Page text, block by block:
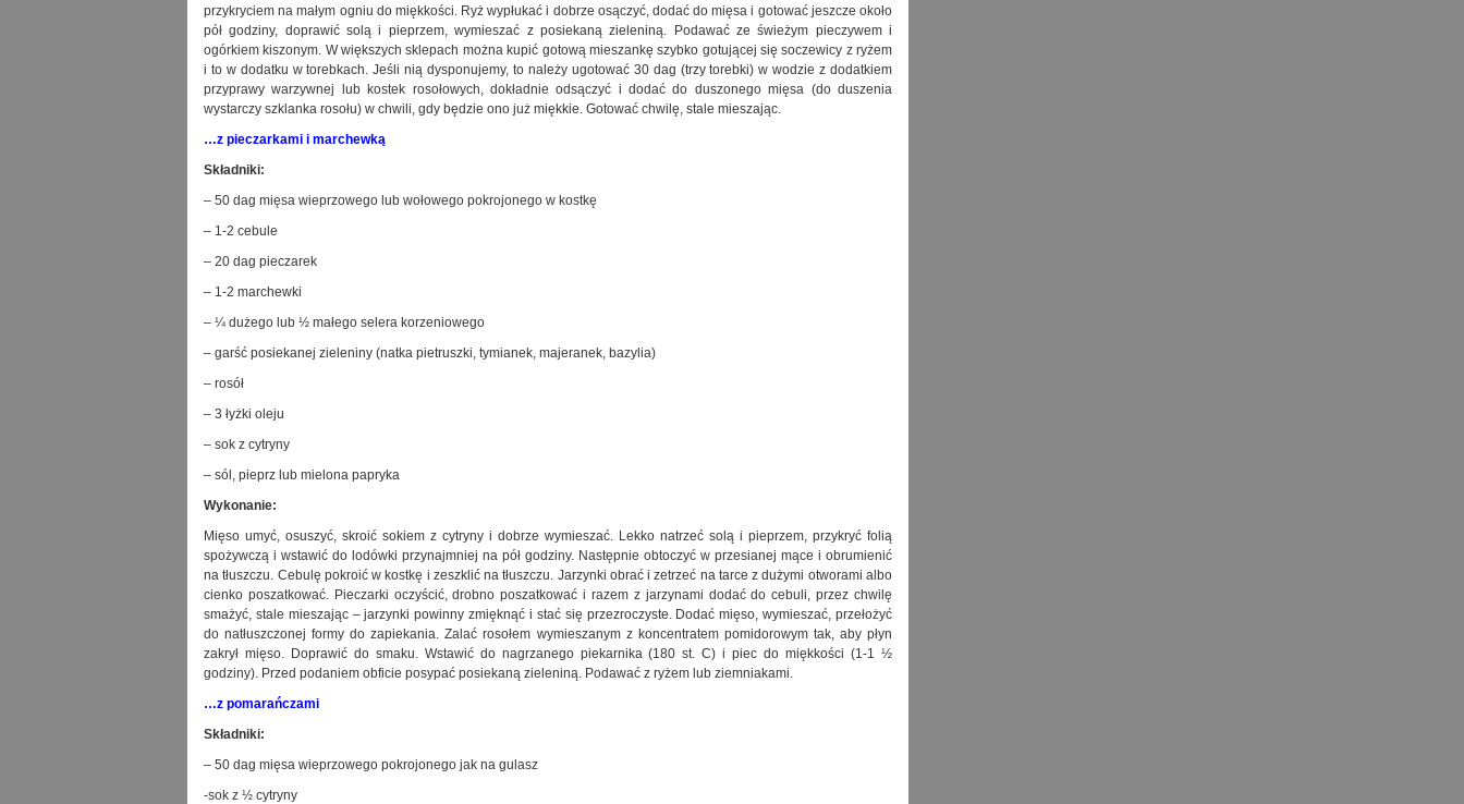
przykryciem na małym ogniu do miękkości. Ryż wypłukać i dobrze osączyć, dodać do mięsa i gotować jeszcze około
pół godziny, doprawić solą i pieprzem, wymieszać z posiekaną zieleniną. Podawać ze świeżym pieczywem i
ogórkiem kiszonym. W większych sklepach można kupić gotową mieszankę szybko gotującej się soczewicy z ryżem
i to w dodatku w torebkach. Jeśli nią dysponujemy, to należy ugotować 30 dag (trzy torebki) w wodzie z dodatkiem
przyprawy warzywnej lub kostek rosołowych, dokładnie odsączyć i dodać do duszonego mięsa (do duszenia
wystarczy szklanka rosołu) w chwili, gdy będzie ono już miękkie. Gotować chwilę, stale mieszając.
…z pieczarkami i marchewką
Składniki:
– 50 dag mięsa wieprzowego lub wołowego pokrojonego w kostkę
– 1-2 cebule
– 20 dag pieczarek
– 1-2 marchewki
– ¼ dużego lub ½ małego selera korzeniowego
– garść posiekanej zieleniny (natka pietruszki, tymianek, majeranek, bazylia)
– rosół
– 3 łyżki oleju
– sok z cytryny
– sól, pieprz lub mielona papryka
Wykonanie:
Mięso umyć, osuszyć, skroić sokiem z cytryny i dobrze wymieszać. Lekko natrzeć solą i pieprzem, przykryć folią
spożywczą i wstawić do lodówki przynajmniej na pół godziny. Następnie obtoczyć w przesianej mące i obrumienić
na tłuszczu. Cebulę pokroić w kostkę i zeszklić na tłuszczu. Jarzynki obrać i zetrzeć na tarce z dużymi otworami albo
cienko poszatkować. Pieczarki oczyścić, drobno poszatkować i razem z jarzynami dodać do cebuli, przez chwilę
smażyć, stale mieszając – jarzynki powinny zmięknąć i stać się przezroczyste. Dodać mięso, wymieszać, przełożyć
do natłuszczonej formy do zapiekania. Zalać rosołem wymieszanym z koncentratem pomidorowym tak, aby płyn
zakrył mięso. Doprawić do smaku. Wstawić do nagrzanego piekarnika (180 st. C) i piec do miękkości (1-1 ½
godziny). Przed podaniem obficie posypać posiekaną zieleniną. Podawać z ryżem lub ziemniakami.
…z pomarańczami
Składniki:
– 50 dag mięsa wieprzowego pokrojonego jak na gulasz
-sok z ½ cytryny